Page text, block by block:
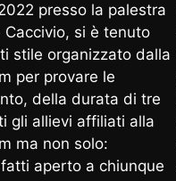
presso la palestra
si è tenuto
stile organizzato dalla
per provare le
della durata di tre
gli allievi affiliati alla
ma non solo:
aperto a chiunque